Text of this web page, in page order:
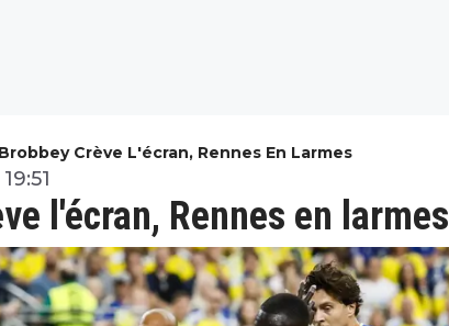
Brobbey Crève L'écran, Rennes En Larmes
l'écran, Rennes en larmes